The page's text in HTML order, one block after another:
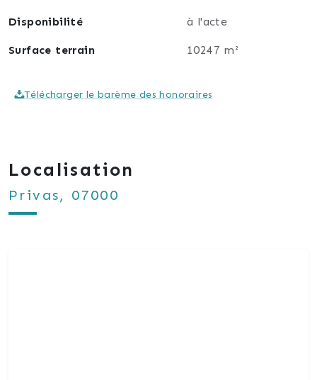
Disponibilité à l'acte
Surface terrain 10247 m²
Télécharger le barème des honoraires
Localisation
Privas, 07000